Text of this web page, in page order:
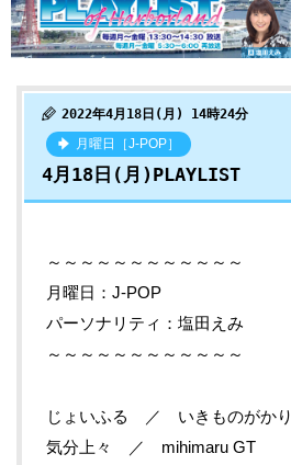
2022年4月18日(月) 14時24分
月曜日［J-POP］
4月18日(月)PLAYLIST
～～～～～～～～～～～～
月曜日：J-POP
パーソナリティ：塩田えみ
～～～～～～～～～～～～
じょいふる ／ いきものがかり
気分上々 ／ mihimaru GT